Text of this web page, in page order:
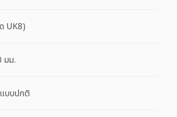
UK8)​
มม.​
แบบปกติ